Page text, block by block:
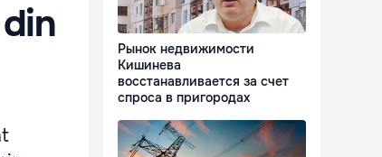
Рынок недвижимости
Кишинева
восстанавливается за счет
спроса в пригородах